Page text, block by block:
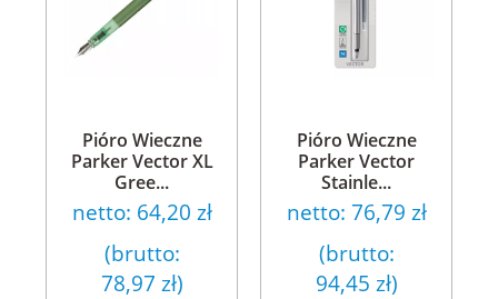
Pióro Wieczne
Parker Vector XL
Gree...
netto: 64,20 zł
(brutto:
78,97 zł)
Pióro Wieczne
Parker Vector
Stainle...
netto: 76,79 zł
(brutto:
94,45 zł)